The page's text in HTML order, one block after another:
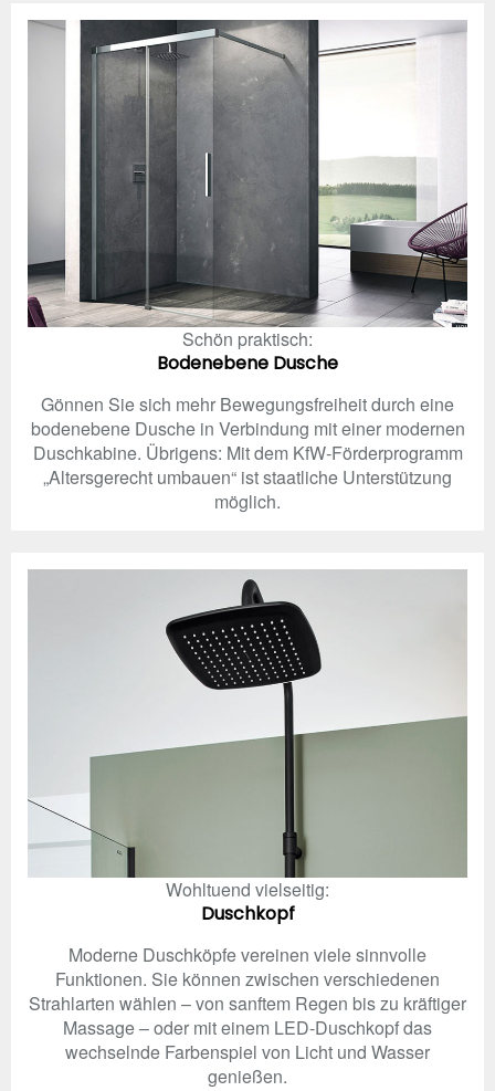
Schön praktisch:
Bodenebene Dusche
Gönnen Sie sich mehr Bewegungsfreiheit durch eine
bodenebene Dusche in Verbindung mit einer modernen
Duschkabine. Übrigens: Mit dem KfW-Förderprogramm
„Altersgerecht umbauen“ ist staatliche Unterstützung
möglich.
Wohltuend vielseitig:
Duschkopf
Moderne Duschköpfe vereinen viele sinnvolle
Funktionen. Sie können zwischen verschiedenen
Strahlarten wählen – von sanftem Regen bis zu kräftiger
Massage – oder mit einem LED-Duschkopf das
wechselnde Farbenspiel von Licht und Wasser
genießen.